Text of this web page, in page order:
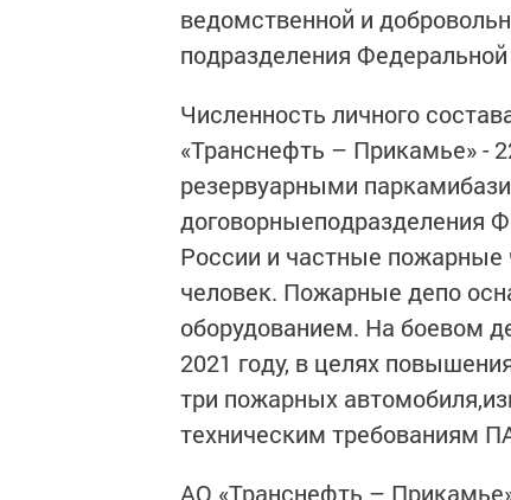
ведомственной и
подразделения
Численность личного
«Транснефть – Прикамье» -
резервуарными
России и частные
человек. Пожарные депо
оборудованием. На боевом
2021 году, в целях
три пожарных
техническим требованиям
АО «Транснефть –